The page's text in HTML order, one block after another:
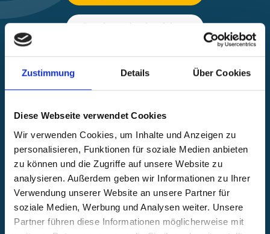
Zustimmung Details Über Cookies
Diese Webseite verwendet Cookies
Wir verwenden Cookies, um Inhalte und Anzeigen zu
personalisieren, Funktionen für soziale Medien anbieten
zu können und die Zugriffe auf unsere Website zu
analysieren. Außerdem geben wir Informationen zu Ihrer
Verwendung unserer Website an unsere Partner für
soziale Medien, Werbung und Analysen weiter. Unsere
Partner führen diese Informationen möglicherweise mit
Beschwerde einreichen
Öffnet
die
Projektkarte